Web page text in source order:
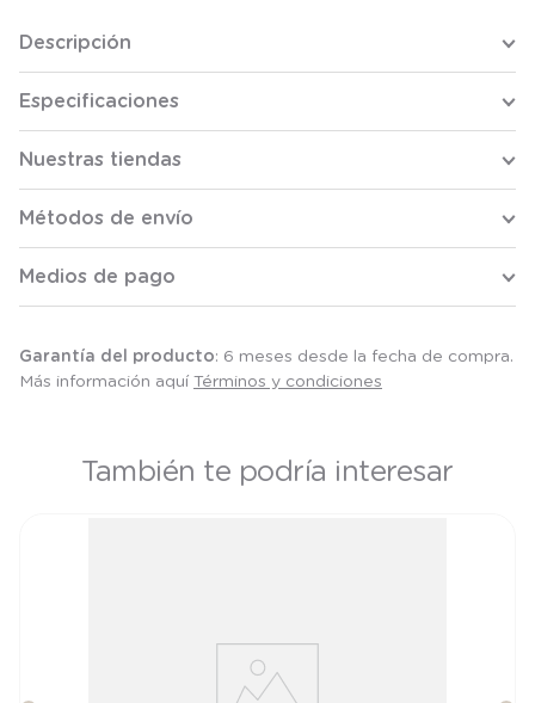
Descripción
Especificaciones
Nuestras tiendas
Métodos de envío
Medios de pago
Garantía del producto: 6 meses desde la fecha de compra.
Más información aquí Términos y condiciones
También te podría interesar